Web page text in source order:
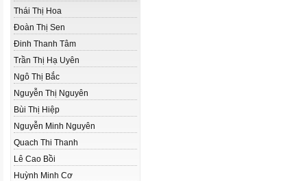
Thái Thị Hoa
Đoàn Thị Sen
Đinh Thanh Tâm
Trần Thị Hạ Uyên
Ngô Thị Bắc
Nguyễn Thị Nguyên
Bùi Thị Hiệp
Nguyễn Minh Nguyên
Quach Thi Thanh
Lê Cao Bồi
Huỳnh Minh Cơ